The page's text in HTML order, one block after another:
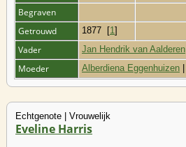
Begraven
Getrouwd
1877 [1 ]
Vader Jan Hendrik van Aalderen
Moeder Alberdiena Eggenhuizen
Echtgenote | Vrouwelijk
Eveline Harris